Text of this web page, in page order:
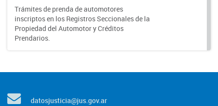
Trámites de prenda de automotores
inscriptos en los Registros Seccionales de la
Propiedad del Automotor y Créditos
Prendarios.
datosjusticia@jus.gov.ar